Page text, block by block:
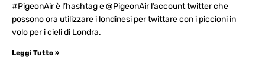
#PigeonAir è l’hashtag e @PigeonAir l’account twitter che
possono ora utilizzare i londinesi per twittare con i piccioni in
volo per i cieli di Londra.
Leggi Tutto »